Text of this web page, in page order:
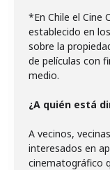
*En Chile el Cine
establecido en
sobre la
de películas con
medio.
¿A quién está
A vecinos,
interesados en
cinematográfico